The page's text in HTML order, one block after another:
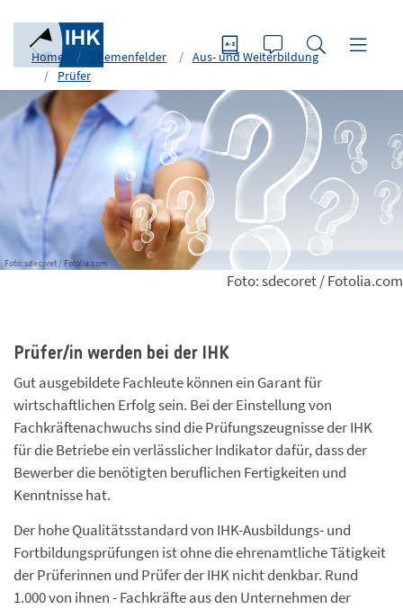
Home Themenfelder
Aus- und Weiterbildung
Prüfer
Foto: sdecoret / Fotolia.com
Foto: sdecoret / Fotolia.com
Prüfer/in werden bei der IHK
Gut ausgebildete Fachleute können ein Garant für
wirtschaftlichen Erfolg sein. Bei der Einstellung von
Fachkräftenachwuchs sind die Prüfungszeugnisse der IHK
für die Betriebe ein verlässlicher Indikator dafür, dass der
Bewerber die benötigten beruflichen Fertigkeiten und
Kenntnisse hat.
Der hohe Qualitätsstandard von IHK-Ausbildungs- und
Fortbildungsprüfungen ist ohne die ehrenamtliche Tätigkeit
der Prüferinnen und Prüfer der IHK nicht denkbar. Rund
1.000 von ihnen - Fachkräfte aus den Unternehmen der